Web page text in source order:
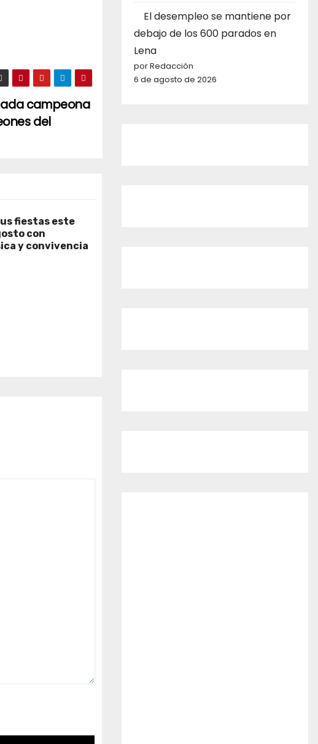
campeona
del
fiestas este
con
y convivencia
El desempleo se mantiene por
debajo de los 600 parados en
Lena
por Redacción
6 de agosto de 2026